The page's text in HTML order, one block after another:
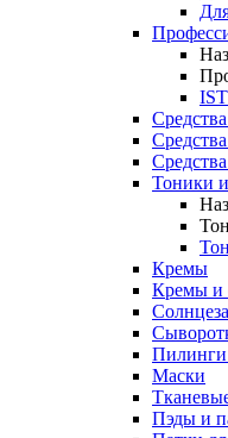
Тоники
Кремы
Кремы и
Маски
Пэды и